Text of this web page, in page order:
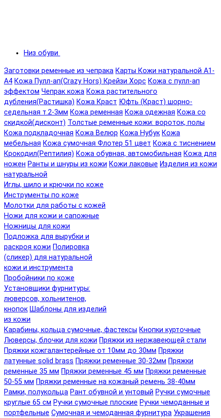
Низ обуви
Заготовки ременные из чепрака Карты Кожи натуральной А1-
А4 Кожа Пулл-ап(Crazy Hors) Крейзи Хорс Кожа с пулл-ап
эффектом Чепрак кожа Кожа растительного
дубления(Растишка) Кожа Краст Юфть (Краст) шорно-
седельная т.2-3мм Кожа ременная Кожа одежная Кожа со
скидкой(дисконт) Толстые ременные кожи: вороток, полы
Кожа подкладочная Кожа Велюр Кожа Нубук Кожа
мебельная Кожа сумочная Флотер 51 цвет Кожа с тиснением
Крокодил(Рептилия) Кожа обувная, автомобильная Кожа для
ножен Ранты и шнуры из кожи Кожи лаковые Изделия из кожи
натуральной
Иглы, шило и крючки по коже
Инструменты по коже
Молотки для работы с кожей
Ножи для кожи и сапожные
Ножницы для кожи
Подложка для вырубки и
раскроя кожи Полировка
(сликер) для натуральной
кожи и инструмента
Пробойники по коже
Установщики фурнитуры:
люверсов, хольнитенов,
кнопок Шаблоны для изделий
из кожи
Карабины, кольца сумочные, фастексы Кнопки курточные
Люверсы, блочки для кожи Пряжки из нержавеющей стали
Пряжки кожгалантерейные от 10мм до 30мм Пряжки
латунные solid brass Пряжки ременные 30-32мм Пряжки
ременные 35 мм Пряжки ременные 45 мм Пряжки ременные
50-55 мм Пряжки ременные на кожаный ремень 38-40мм
Рамки, полукольца Рант обувной и унтовый Ручки сумочные
круглые 65 см Ручки сумочные плоские Ручки чемоданные и
портфельные Сумочная и чемоданная фурнитура Украшения